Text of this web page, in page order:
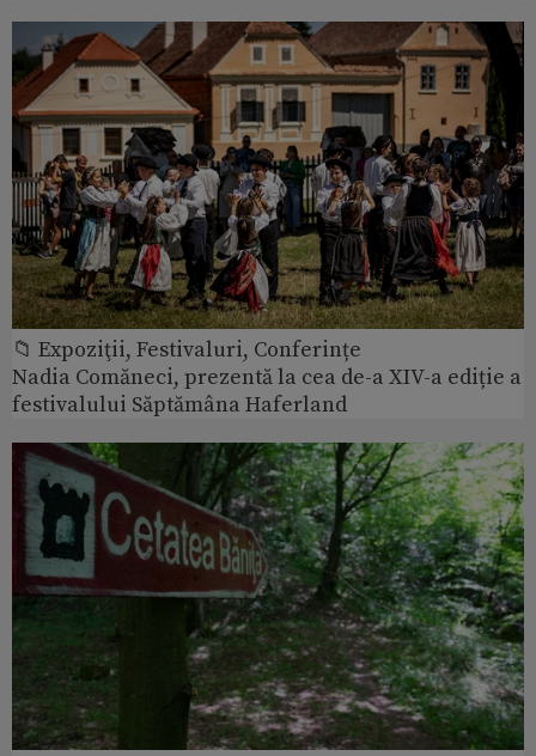
📁 Expoziţii, Festivaluri, Conferințe
Nadia Comăneci, prezentă la cea de-a XIV-a ediție a
festivalului Săptămâna Haferland